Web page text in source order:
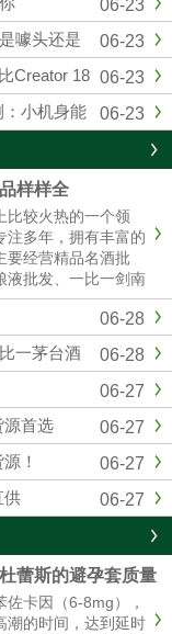
06-23
06-23
噱头还是
06-23
Creator 18
06-23
：小机身能
样样全
比较火热的一个领
注多年，拥有丰富的
要经营精品名酒批
液批发、一比一剑南
发等。这些都是市场
想要购买五粮液的人
个......
06-28
06-28
一茅台酒
06-27
06-27
源首选
06-27
！
06-27
供
蕾斯的避孕套质量
卡因（6-8mg），
潮的时间，达到延时